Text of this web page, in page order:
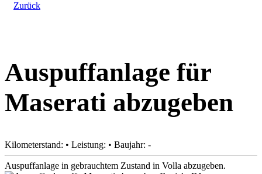
Zurück
Auspuffanlage für
Maserati abzugeben
Kilometerstand: • Leistung: • Baujahr: -
Auspuffanlage in gebrauchtem Zustand in Volla abzugeben.